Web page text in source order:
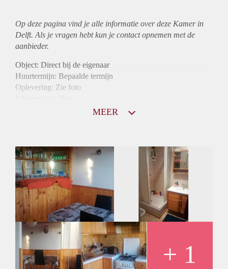
Op deze pagina vind je alle informatie over deze Kamer in
Delft. Als je vragen hebt kun je contact opnemen met de
aanbieder.
Object: Direct bij de eigenaar
Huurtermijn: Bepaalde termijn
Oplevering: Zie foto
Gedeelde Douche: Ja
Gedeelde woonkamer: Ja
Huisgenoten: Ja
Geslacht huisgenoten: Gemengd
MEER
+ 1